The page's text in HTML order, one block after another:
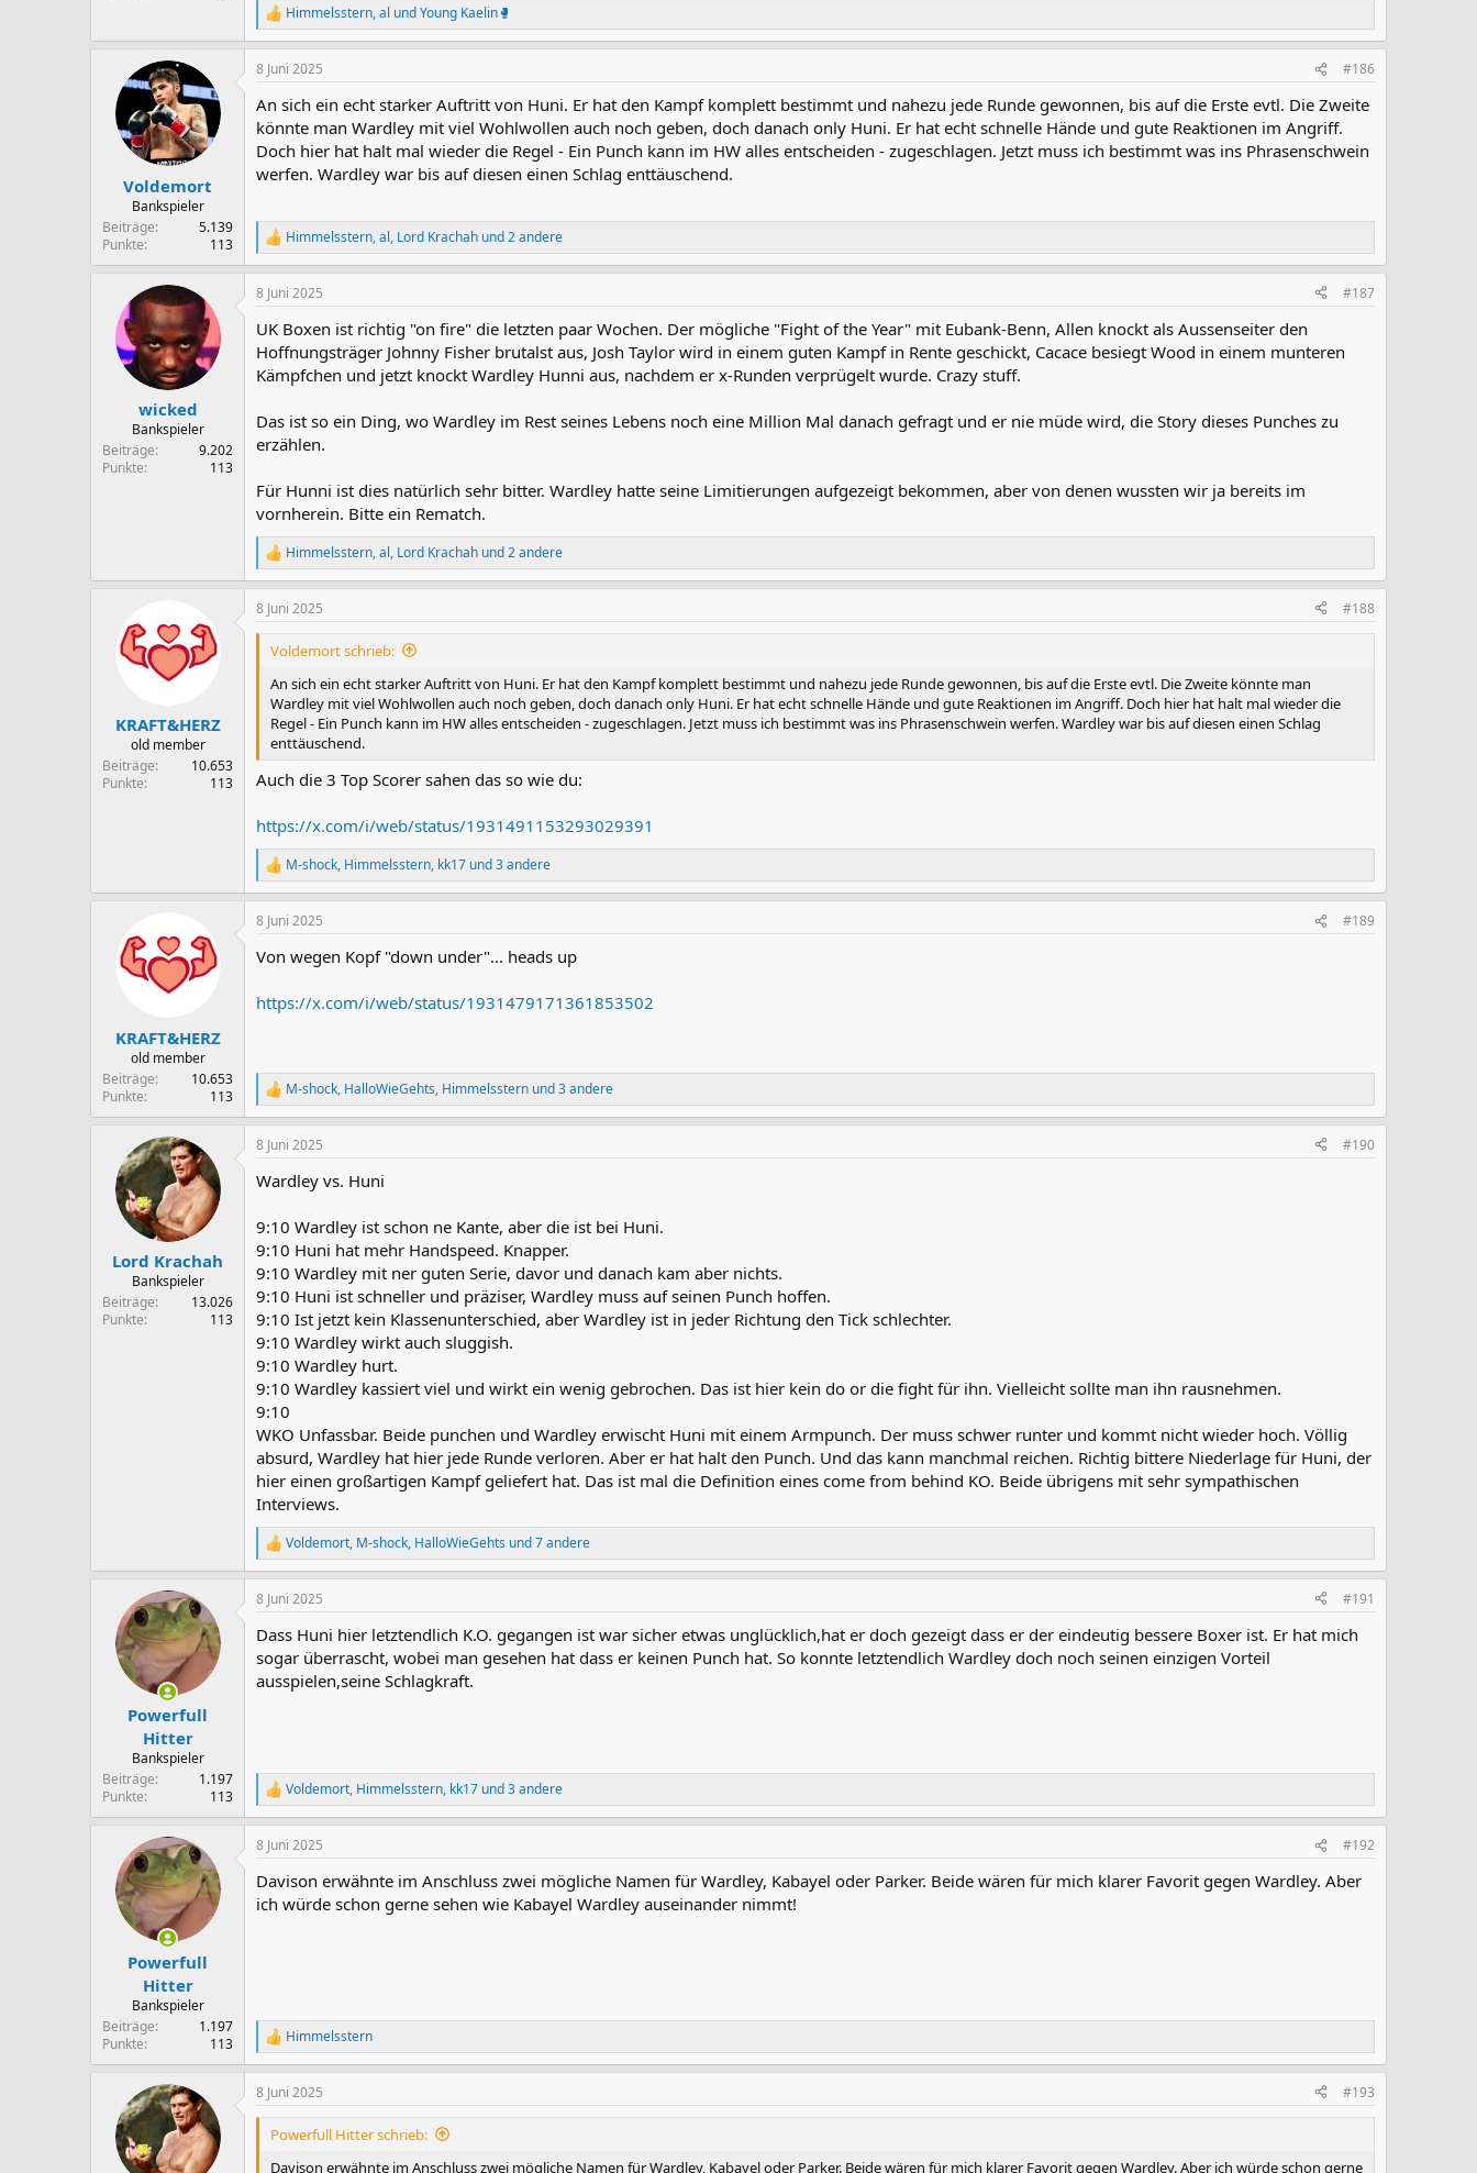
R
e
a
k
i
o
n
e
n
Himmelsstern,al undYoung Kaelin🥊
Voldemort
Bankspieler
Beiträge
5.139
Punkte
113
8 Juni 2025 #186
An sich ein echt starker Auftritt von Huni. Er hat den Kampf komplett bestimmt und nahezu jede Runde gewonnen, bis auf die Erste evtl. Die Zweite
könnte man Wardley mit viel Wohlwollen auch noch geben, doch danach only Huni. Er hat echt schnelle Hände und gute Reaktionen im Angriff.
Doch hier hat halt mal wieder die Regel - Ein Punch kann im HW alles entscheiden - zugeschlagen. Jetzt muss ich bestimmt was ins Phrasenschwein
werfen. Wardley war bis auf diesen einen Schlag enttäuschend.
R
e
a
k
i
o
n
e
:
Himmelsstern,al, Lord Krachah und 2 andere
wicked
Bankspieler
Beiträge
9.202
Punkte
113
8 Juni 2025 #187
UK Boxen ist richtig "on fire" die letzten paar Wochen. Der mögliche "Fight of the Year" mit Eubank-Benn, Allen knockt als Aussenseiter den
Hoffnungsträger Johnny Fisher brutalst aus, Josh Taylor wird in einem guten Kampf in Rente geschickt, Cacace besiegt Wood in einem munteren
Kämpfchen und jetzt knockt Wardley Hunni aus, nachdem er x-Runden verprügelt wurde. Crazy stuff.
Das ist so ein Ding, wo Wardley im Rest seines Lebens noch eine Million Mal danach gefragt und er nie müde wird, die Story dieses Punches zu
erzählen.
Für Hunni ist dies natürlich sehr bitter. Wardley hatte seine Limitierungen aufgezeigt bekommen, aber von denen wussten wir ja bereits im
vornherein. Bitte ein Rematch.
R
e
a
k
t
e
Himmelsstern,al, Lord Krachah und 2 andere
KRAFT&HERZ
old member
Beiträge
10.653
Punkte
113
8 Juni 2025 #188
Voldemort schrieb:
An sich ein echt starker Auftritt von Huni. Er hat den Kampf komplett bestimmt und nahezu jede Runde gewonnen, bis auf die Erste evtl. Die Zweite könnte man
Wardley mit viel Wohlwollen auch noch geben, doch danach only Huni. Er hat echt schnelle Hände und gute Reaktionen im Angriff. Doch hier hat halt mal wieder die
Regel - Ein Punch kann im HW alles entscheiden - zugeschlagen. Jetzt muss ich bestimmt was ins Phrasenschwein werfen. Wardley war bis auf diesen einen Schlag
enttäuschend.
Auch die 3 Top Scorer sahen das so wie du:
https://x.com/i/web/status/1931491153293029391
R
e
a
k
i
n
e
M-shock, Himmelsstern, kk17 und 3 andere
KRAFT&HERZ
old member
Beiträge
10.653
Punkte
113
8 Juni 2025 #189
Von wegen Kopf "down under"... heads up
https://x.com/i/web/status/1931479171361853502
R
e
a
k
i
e
n
:
M-shock, HalloWieGehts, Himmelsstern und 3 andere
Lord Krachah
Bankspieler
Beiträge
13.026
Punkte
113
8 Juni 2025 #190
Wardley vs. Huni
9:10 Wardley ist schon ne Kante, aber die ist bei Huni.
9:10 Huni hat mehr Handspeed. Knapper.
9:10 Wardley mit ner guten Serie, davor und danach kam aber nichts.
9:10 Huni ist schneller und präziser, Wardley muss auf seinen Punch hoffen.
9:10 Ist jetzt kein Klassenunterschied, aber Wardley ist in jeder Richtung den Tick schlechter.
9:10 Wardley wirkt auch sluggish.
9:10 Wardley hurt.
9:10 Wardley kassiert viel und wirkt ein wenig gebrochen. Das ist hier kein do or die fight für ihn. Vielleicht sollte man ihn rausnehmen.
9:10
WKO Unfassbar. Beide punchen und Wardley erwischt Huni mit einem Armpunch. Der muss schwer runter und kommt nicht wieder hoch. Völlig
absurd, Wardley hat hier jede Runde verloren. Aber er hat halt den Punch. Und das kann manchmal reichen. Richtig bittere Niederlage für Huni, der
hier einen großartigen Kampf geliefert hat. Das ist mal die Definition eines come from behind KO. Beide übrigens mit sehr sympathischen
Interviews.
R
e
a
k
i
o
e
Voldemort, M-shock, HalloWieGehts und 7 andere
Powerfull
Hitter
Bankspieler
Beiträge
1.197
Punkte
113
8 Juni 2025 #191
Dass Huni hier letztendlich K.O. gegangen ist war sicher etwas unglücklich,hat er doch gezeigt dass er der eindeutig bessere Boxer ist. Er hat mich
sogar überrascht, wobei man gesehen hat dass er keinen Punch hat. So konnte letztendlich Wardley doch noch seinen einzigen Vorteil
ausspielen,seine Schlagkraft.
R
e
a
k
i
o
Voldemort, Himmelsstern, kk17 und 3 andere
Powerfull
Hitter
Bankspieler
Beiträge
1.197
Punkte
113
8 Juni 2025 #192
Davison erwähnte im Anschluss zwei mögliche Namen für Wardley, Kabayel oder Parker. Beide wären für mich klarer Favorit gegen Wardley. Aber
ich würde schon gerne sehen wie Kabayel Wardley auseinander nimmt!
R
e
a
k
t
Himmelsstern
8 Juni 2025 #193
Powerfull Hitter schrieb:
Davison erwähnte im Anschluss zwei mögliche Namen für Wardley, Kabayel oder Parker. Beide wären für mich klarer Favorit gegen Wardley. Aber ich würde schon gerne